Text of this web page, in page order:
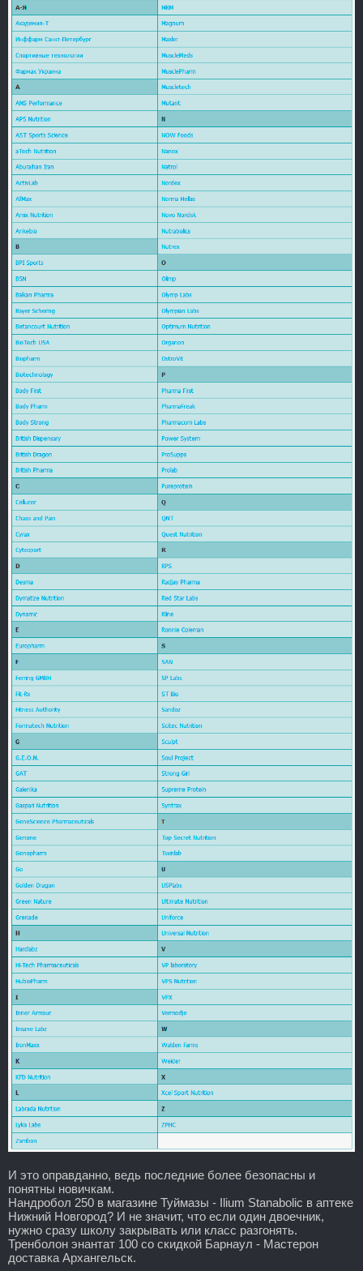
И это оправданно, ведь последние более безопасны и
понятны новичкам.
Нандробол 250 в магазине Туймазы - Ilium Stanabolic в аптеке
Нижний Новгород? И не значит, что если один двоечник,
нужно сразу школу закрывать или класс разгонять.
Тренболон энантат 100 со скидкой Барнаул - Мастерон
доставка Архангельск.